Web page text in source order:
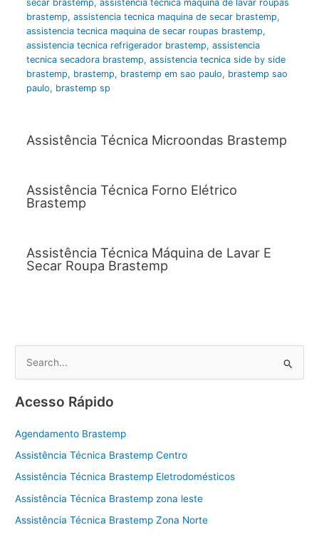
secar brastemp, assistencia tecnica maquina de lavar roupas
brastemp, assistencia tecnica maquina de secar brastemp,
assistencia tecnica maquina de secar roupas brastemp,
assistencia tecnica refrigerador brastemp, assistencia
tecnica secadora brastemp, assistencia tecnica side by side
brastemp, brastemp, brastemp em sao paulo, brastemp sao
paulo, brastemp sp
Assistência Técnica Microondas Brastemp
Assistência Técnica Forno Elétrico
Brastemp
Assistência Técnica Máquina de Lavar E
Secar Roupa Brastemp
u
p
Acesso Rápido
Agendamento Brastemp
Assistência Técnica Brastemp Centro
Assistência Técnica Brastemp Eletrodomésticos
Assistência Técnica Brastemp zona leste
Assistência Técnica Brastemp Zona Norte